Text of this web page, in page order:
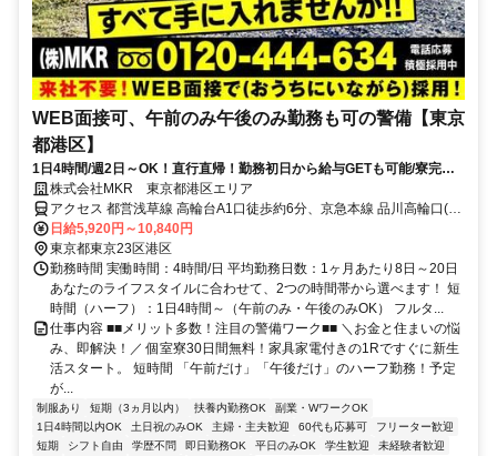
WEB面接可、午前のみ午後のみ勤務も可の警備【東京
都港区】
1日4時間/週2日～OK！直行直帰！勤務初日から給与GETも可能/寮完備
＆携帯貸与♪
株式会社MKR 東京都港区エリア
アクセス 都営浅草線 高輪台A1口徒歩約6分、京急本線 品川高輪口(京
急)徒歩約10分、京急本線 品川高輪口(京急)徒歩約10分 東京都港区エ
リア(御成門駅、表参道駅、神谷町駅、外苑前駅、汐留駅、品川駅、
芝浦ふ頭駅)
日給5,920円～10,840円
東京都東京23区港区
勤務時間 実働時間：4時間/日 平均勤務日数：1ヶ月あたり8日～20日
あなたのライフスタイルに合わせて、2つの時間帯から選べます！ 短
時間（ハーフ）：1日4時間～（午前のみ・午後のみOK） フルタ...
仕事内容 ■■メリット多数！注目の警備ワーク■■ ＼お金と住まいの悩
み、即解決！／ 個室寮30日間無料！家具家電付きの1Rですぐに新生
活スタート。 短時間 「午前だけ」「午後だけ」のハーフ勤務！予定
が...
制服あり 短期（3ヵ月以内） 扶養内勤務OK
副業・WワークOK
1日4時間以内OK
土日祝のみOK 主婦・主夫歓迎 60代も応募可
フリーター歓迎
短期
シフト自由 学歴不問 即日勤務OK 平日のみOK 学生歓迎
未経験者歓迎